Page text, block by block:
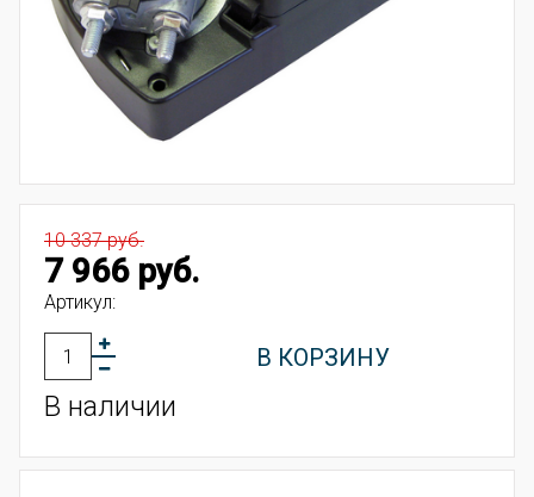
10 337 руб.
7 966 руб.
Артикул:
В КОРЗИНУ
В наличии